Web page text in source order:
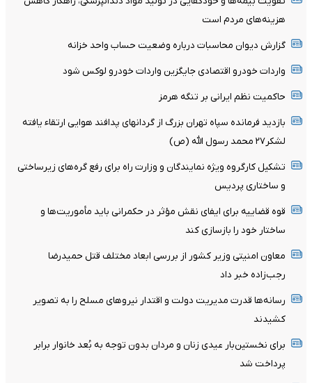
هزینه‌های مردم است
گزارش دیوان محاسبات درباره وضعیت حساب واحد خزانه
واردات خودرو اقتصادی جایگزین واردات خودرو لوکس شود
حاکمیت نظم ایرانی بر تنگه هرمز
بازدید فرمانده سپاه تهران بزرگ از گردانهای پدافند هوایی ارتقاء یافته
لشکر۲۷ محمد رسول الله (ص)
تشکیل کارگروه ویژه نمایندگان و وزارت راه برای رفع گره‌های زیرساختی
و ساختاری پردیس
قوه قضاییه برای ایفای نقش مؤثر در حکمرانی باید مأموریت‌ها و
ساختار خود را بازسازی کند
معاون امنیتی وزیر کشور از بررسی ابعاد مختلف قتل حمیدرضا
رجب‌زاده خبر داد
رسانه‌ها قدرت مدیریت دولت و اقتدار نیروهای مسلح را به تصویر
کشیدند
برای نخستین‌بار عیدی زنان و مردان بدون توجه به بُعد خانوار برابر
پرداخت شد